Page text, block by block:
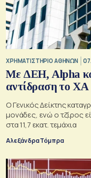
XΡΗΜΑΤΙΣΤΗΡΙΟ ΑΘΗΝΩΝ
Με ΔΕΗ, Alpha
αντίδραση το ΧΑ
Ο Γενικός Δείκτης
μονάδες, ενώ ο τζίρος
στα 11,7 εκατ. τεμάχια
Αλεξάνδρα Τόμπρα